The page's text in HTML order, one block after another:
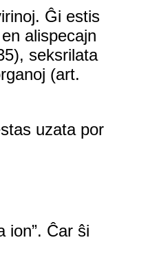
Ĝi estis
alispecajn
seksrilata
(art.
uzata por
ion”. Ĉar ŝi